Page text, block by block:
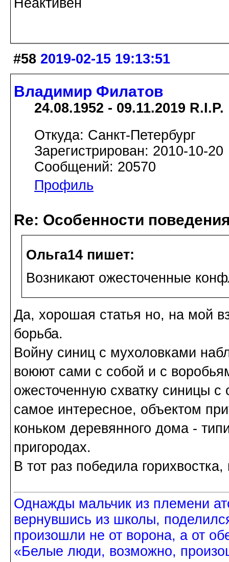
#58 2019-02-15 19:13:51
Владимир Филатов
24.08.1952 - 09.11.2019 R.I.P.
Откуда: Санкт-Петербург
Зарегистрирован: 2010-10-20
Сообщений: 20570
Профиль
Re: Особенности
Ольга14 пишет:
Возникают ожесточенные
Да, хорошая статья но, на мой
борьба.
Войну синиц с мухоловками
воюют сами с собой и с
ожесточенную схватку синицы с
самое интересное, объектом
коньком деревянного дома -
пригородах.
В тот раз победила
Однажды мальчик из племени
вернувшись из школы,
произошли не от ворона, а от
«Белые люди, возможно,